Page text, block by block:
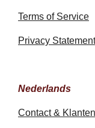
Terms of Service
Privacy
Nederlands
Contact &